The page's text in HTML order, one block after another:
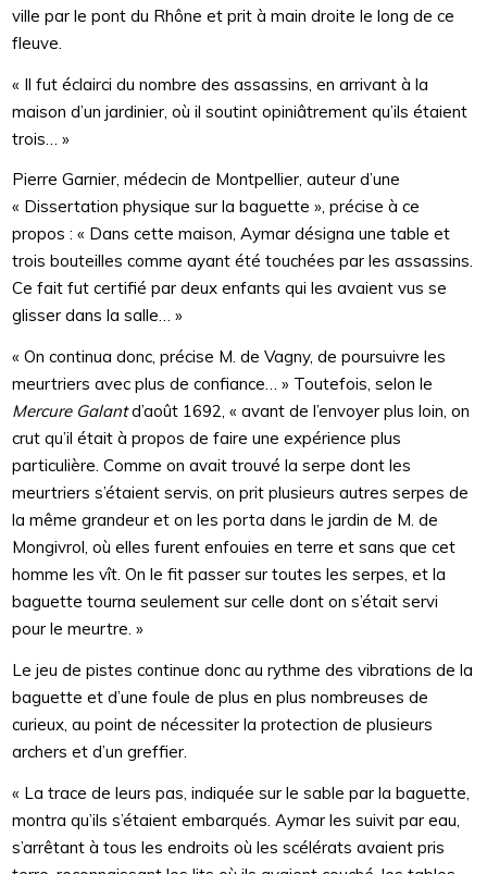
ville par le pont du Rhône et prit à main droite le long de ce
fleuve.
« Il fut éclairci du nombre des assassins, en arrivant à la
maison d’un jardinier, où il soutint opiniâtrement qu’ils étaient
trois… »
Pierre Garnier, médecin de Montpellier, auteur d’une
« Dissertation physique sur la baguette », précise à ce
propos : « Dans cette maison, Aymar désigna une table et
trois bouteilles comme ayant été touchées par les assassins.
Ce fait fut certifié par deux enfants qui les avaient vus se
glisser dans la salle… »
« On continua donc, précise M. de Vagny, de poursuivre les
meurtriers avec plus de confiance… » Toutefois, selon le
Mercure Galantd’août 1692, « avant de l’envoyer plus loin, on
crut qu’il était à propos de faire une expérience plus
particulière. Comme on avait trouvé la serpe dont les
meurtriers s’étaient servis, on prit plusieurs autres serpes de
la même grandeur et on les porta dans le jardin de M. de
Mongivrol, où elles furent enfouies en terre et sans que cet
homme les vît. On le fit passer sur toutes les serpes, et la
baguette tourna seulement sur celle dont on s’était servi
pour le meurtre. »
Le jeu de pistes continue donc au rythme des vibrations de la
baguette et d’une foule de plus en plus nombreuses de
curieux, au point de nécessiter la protection de plusieurs
archers et d’un greffier.
« La trace de leurs pas, indiquée sur le sable par la baguette,
montra qu’ils s’étaient embarqués. Aymar les suivit par eau,
s’arrêtant à tous les endroits où les scélérats avaient pris